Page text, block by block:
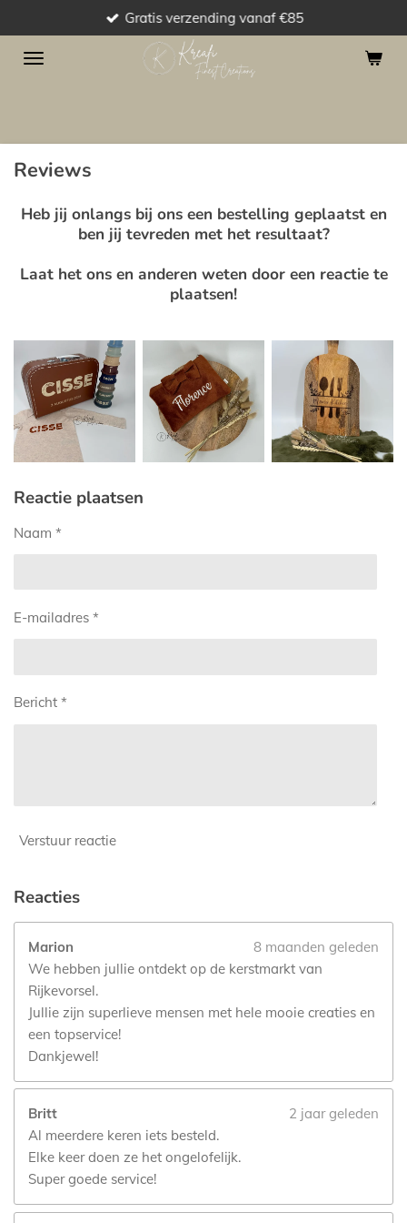
direct
naar
Gratis verzending vanaf €85
Reviews
Heb jij onlangs bij ons een bestelling geplaatst en
ben jij tevreden met het resultaat?
Laat het ons en anderen weten door een reactie te
plaatsen!
Reactie plaatsen
Naam *
E-mailadres *
Bericht *
Verstuur reactie
Reacties
Marion
8 maanden geleden
We hebben jullie ontdekt op de kerstmarkt van
Rijkevorsel.
Jullie zijn superlieve mensen met hele mooie creaties en
een topservice!
Dankjewel!
Britt
2 jaar geleden
Al meerdere keren iets besteld.
Elke keer doen ze het ongelofelijk.
Super goede service!